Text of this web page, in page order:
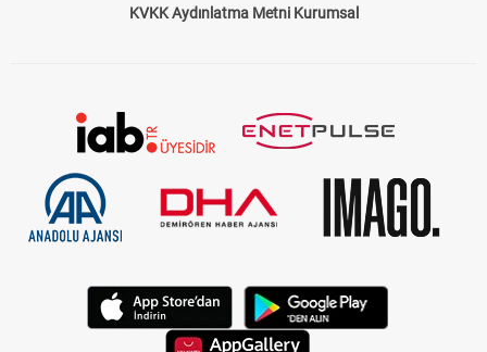
KVKK Aydınlatma Metni Kurumsal